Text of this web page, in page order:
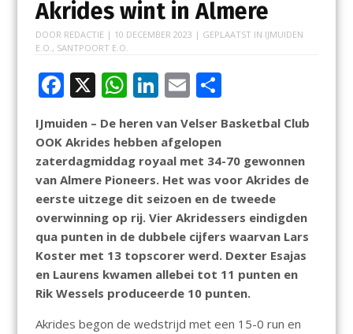
Akrides wint in Almere
DOOR REDACTIE | 10 DECEMBER 2023 | GEPLAATST IN IJMUIDEN
E.O. , SANTPOORT E.O.
F
ac
e
b
o
o
k
X W
at
s
A
p
p
Li
k
e
dI
n
E
m
ai
l
D
e
n
IJmuiden – De heren van Velser Basketbal Club
OOK Akrides hebben afgelopen
zaterdagmiddag royaal met 34-70 gewonnen
van Almere Pioneers. Het was voor Akrides de
eerste uitzege dit seizoen en de tweede
overwinning op rij. Vier Akridessers eindigden
qua punten in de dubbele cijfers waarvan Lars
Koster met 13 topscorer werd. Dexter Esajas
en Laurens kwamen allebei tot 11 punten en
Rik Wessels produceerde 10 punten.
Akrides begon de wedstrijd met een 15-0 run en